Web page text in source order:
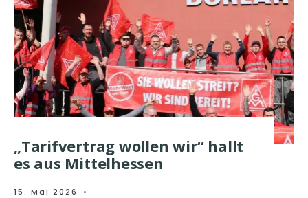
„Tarifvertrag wollen wir“ hallt
es aus Mittelhessen
15. Mai 2026 •